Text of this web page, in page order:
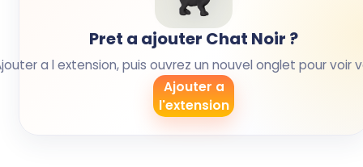
Pret a ajouter Chat Noir ?
a l extension, puis ouvrez un nouvel onglet pour voir
Ajouter a
l'extension